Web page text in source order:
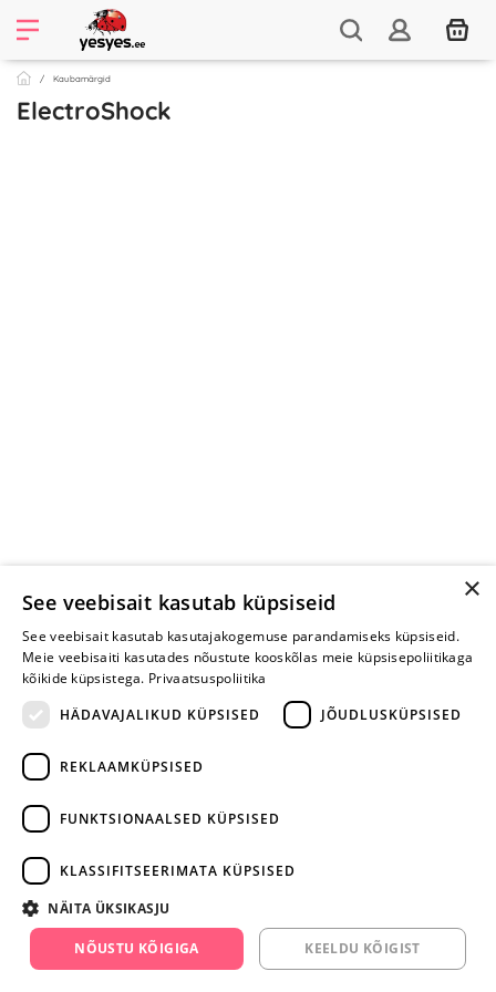
Kaubamärgid
ElectroShock
facebook.com/yesyes.ee
Instagram/yesyes.ee
×
See veebisait kasutab küpsiseid
See veebisait kasutab kasutajakogemuse parandamiseks küpsiseid.
Meie veebisaiti kasutades nõustute kooskõlas meie küpsisepoliitikaga
kõikide küpsistega. Privaatsuspoliitika
HÄDAVAJALIKUD KÜPSISED
JÕUDLUSKÜPSISED
REKLAAMKÜPSISED
FUNKTSIONAALSED KÜPSISED
KLASSIFITSEERIMATA KÜPSISED
NÄITA ÜKSIKASJU
NÕUSTU KÕIGIGA KEELDU KÕIGIST